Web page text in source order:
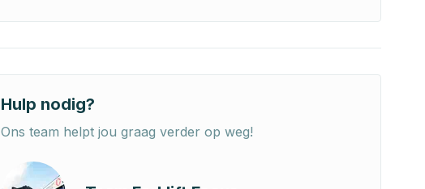
Hulp nodig?
Ons team helpt jou graag verder op weg!